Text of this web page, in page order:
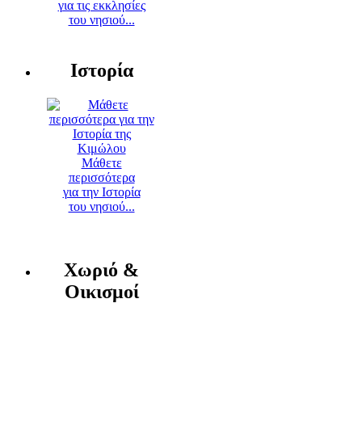
για τις εκκλησίες
του νησιού...
Ιστορία
Μάθετε
περισσότερα
για την Ιστορία
του νησιού...
Χωριό &
Οικισμοί